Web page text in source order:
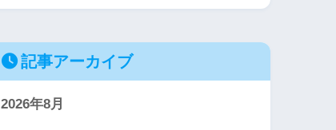
記事アーカイブ
2026年8月